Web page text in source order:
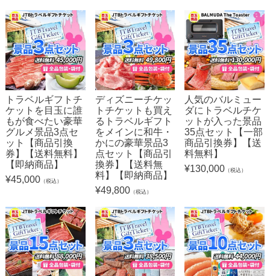
トラベルギフトチ
ケットを目玉に誰
もが食べたい豪華
グルメ景品3点セ
ット【商品引換
券】【送料無料】
【即納商品】
¥45,000（税込）
ディズニーチケッ
トチケットも買え
るトラベルギフト
をメインに和牛・
かにの豪華景品3
点セット【商品引
換券】【送料無
料】【即納商品】
¥49,800（税込）
人気のバルミュー
ダにトラベルチケ
ットが入った景品
35点セット【一部
商品引換券】【送
料無料】
¥130,000 （税込）